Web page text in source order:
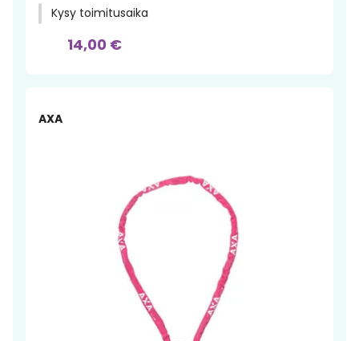
Kysy toimitusaika
14,00 €
AXA